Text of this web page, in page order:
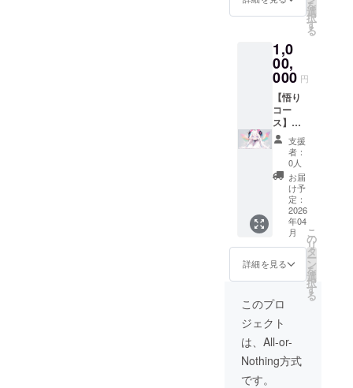
2025年
7月から
2027年
7月末ま
で
対する
フィー
ドバッ
クを提
供する
権利
（オン
ライン
フォー
ム等を
想定）
おすす
めポイ
ント: プ
ロジェ
クトの
成果に
対して
や感想
を伝
え、探
求プロ
セスに
間接的
究レ
ポー
ンセプ
ト資
料、開
発ツー
ルのα
版・β版
など）
への優
先的な
アクセ
ス権 将
来的な
成果物
（優先
アクセ
ス対象
のも
の）に
対する
フィー
ドバッ
クを提
供する
権利
（オン
ライン
送付）
プロ
ト活動
報告
メール
（クラ
ウド
ファン
ディン
グ終了
後、定
期的に
配信）
将来的
に作成
される
可能性
のある
成果物
（例: 研
究レ
ポー
ト、コ
ンセプ
ト資
料、開
発ツー
ルのα
を
選
択
す
る
1,0
00,
000 円
【悟り
コー
ス】
1,000,0
00円 内
容: 創設
者から
の心を
込めた
感謝
メッ
セージ
（メー
ルにて
送付）
プロ
ジェク
ト活動
報告
メール
（クラ
ウド
支援
者：
0人
お届
け予
定：
2026
年04
月
詳細を見る
こ
の
リ
タ
ー
ン
を
選
択
す
る
このプロ
ジェクト
は、All-or-
Nothing方式
です。